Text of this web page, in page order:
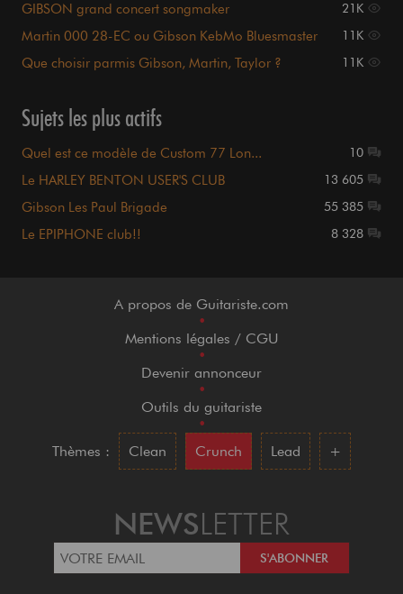
GIBSON grand concert songmaker 21K
Martin 000 28-EC ou Gibson KebMo Bluesmaster
11K
Que choisir parmis Gibson, Martin, Taylor ? 11K
Sujets les plus actifs
Quel est ce modèle de Custom 77 Lon... 10
Le HARLEY BENTON USER'S CLUB 13 605
Gibson Les Paul Brigade 55 385
Le EPIPHONE club!! 8 328
A propos de Guitariste.com
•
Mentions légales / CGU
•
Devenir annonceur
•
Outils du guitariste
•
Thèmes :
Clean Crunch Lead +
NEWSLETTER